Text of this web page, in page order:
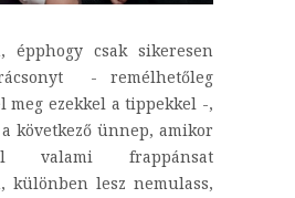
épphogy csak sikeresen
- remélhetőleg
meg ezekkel a tippekkel -,
következő ünnep, amikor
valami frappánsat
különben lesz nemulass,